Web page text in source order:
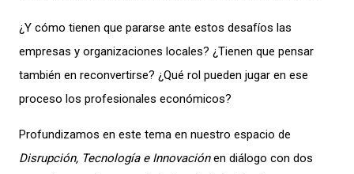
¿Y cómo tienen que pararse ante estos desafíos las
empresas y organizaciones locales? ¿Tienen que pensar
también en reconvertirse? ¿Qué rol pueden jugar en ese
proceso los profesionales económicos?
Profundizamos en este tema en nuestro espacio de
Disrupción, Tecnología e Innovaciónen diálogo con dos